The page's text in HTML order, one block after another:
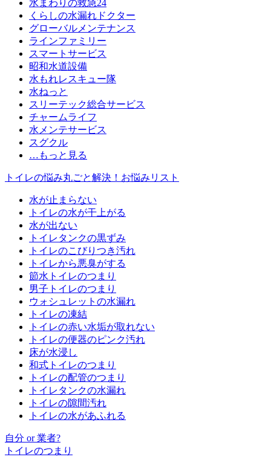
水まわりの救急24
くらしの水漏れドクター
グローバルメンテナンス
ラインファミリー
スマートサービス
昭和水道設備
水もれレスキュー隊
水ねっと
スリーテック総合サービス
チャームライフ
水メンテサービス
スグクル
…もっと見る
トイレの悩み丸ごと解決！ お悩みリスト
水が止まらない
トイレの水が干上がる
水が出ない
トイレタンクの黒ずみ
トイレのこびりつき汚れ
トイレから悪臭がする
節水トイレのつまり
男子トイレのつまり
ウォシュレットの水漏れ
トイレの凍結
トイレの赤い水垢が取れない
トイレの便器のピンク汚れ
床が水浸し
和式トイレのつまり
トイレの配管のつまり
トイレタンクの水漏れ
トイレの隙間汚れ
トイレの水があふれる
自分 or 業者?
トイレのつまり